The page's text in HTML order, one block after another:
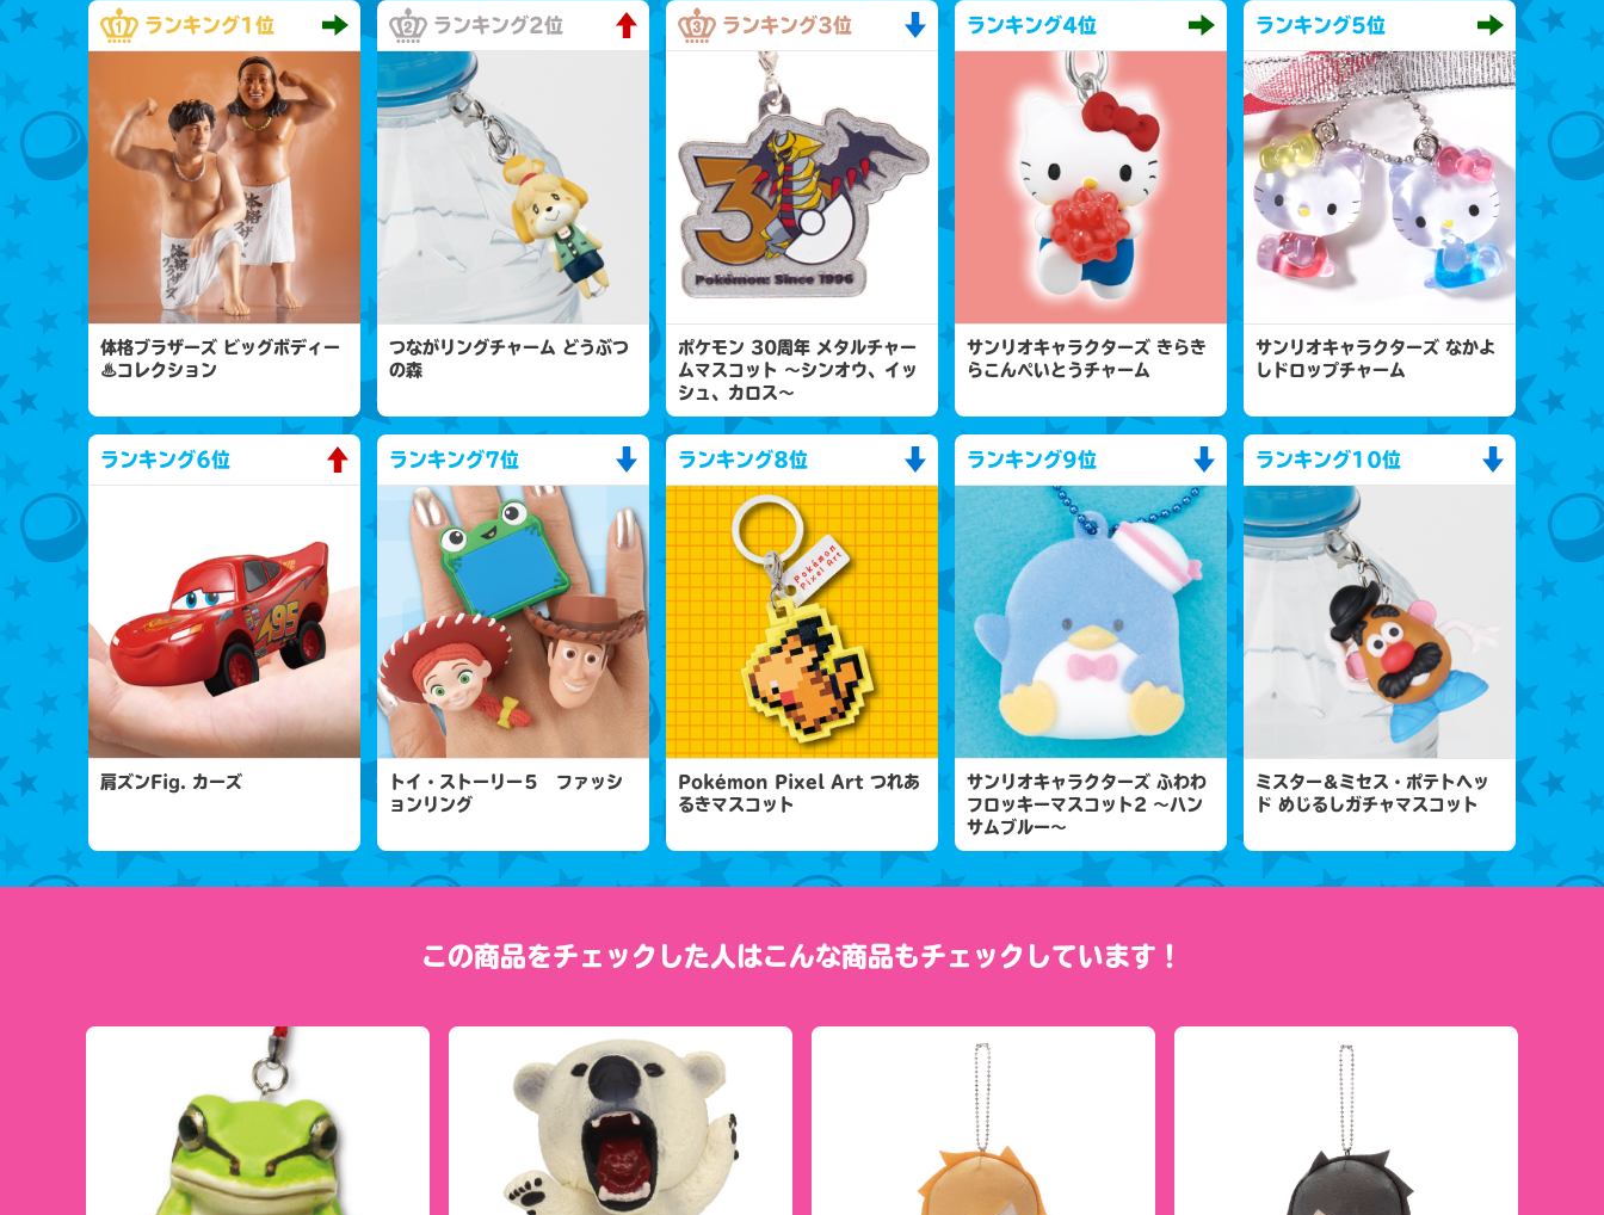
ランキング1位
体格ブラザーズ ビッグボディー
♨コレクション
ランキング2位
つながリングチャーム どうぶつ
の森
ランキング3位
ポケモン 30周年 メタルチャー
ムマスコット 〜シンオウ、イッ
シュ、カロス〜
ランキング4位
サンリオキャラクターズ きらき
らこんぺいとうチャーム
ランキング5位
サンリオキャラクターズ なかよ
しドロップチャーム
ランキング6位
肩ズンFig. カーズ
ランキング7位
トイ・ストーリー５ ファッシ
ョンリング
ランキング8位
Pokémon Pixel Art つれあ
るきマスコット
ランキング9位
サンリオキャラクターズ ふわわ
フロッキーマスコット2 ～ハン
サムブルー～
ランキング10位
ミスター＆ミセス・ポテトヘッ
ド めじるしガチャマスコット
この商品をチェックした人はこんな商品もチェックしています！